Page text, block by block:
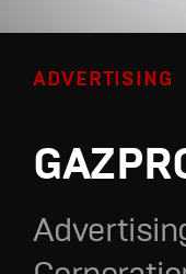
ADVERTISING